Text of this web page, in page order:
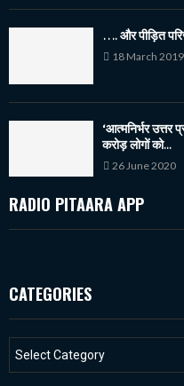
…. और पीड़ित
18 March 2019
‘आत्मनिर्भर
करोड़ लोगों को...
26 June 2020
RADIO PITAARA APP
CATEGORIES